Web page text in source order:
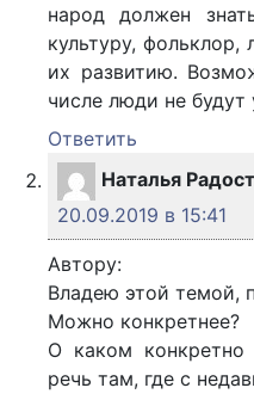
народ должен
культуру, фольклор,
их развитию.
числе люди не
Ответить
Наталья
20.09.2019 в 15:41
Автору:
Владею этой темой,
Можно конкретнее?
О каком
речь там, где с